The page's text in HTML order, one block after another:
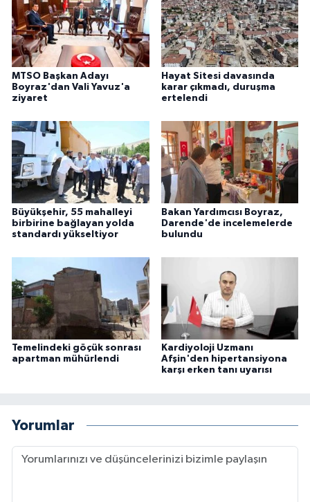
MTSO Başkan Adayı
Boyraz'dan Vali Yavuz'a
ziyaret
Hayat Sitesi davasında
karar çıkmadı, duruşma
ertelendi
Büyükşehir, 55 mahalleyi
birbirine bağlayan yolda
standardı yükseltiyor
Bakan Yardımcısı Boyraz,
Darende'de incelemelerde
bulundu
Temelindeki göçük sonrası
apartman mühürlendi
Kardiyoloji Uzmanı
Afşin'den hipertansiyona
karşı erken tanı uyarısı
Yorumlar